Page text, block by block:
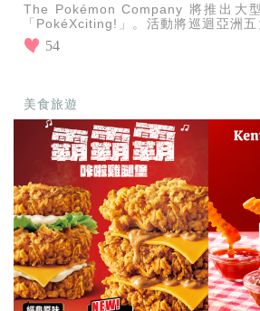
The Pokémon Company 將推出大
「PokéXciting!」。活動將巡迴亞洲
歷來最具規模的慶祝活動之一。
54
美食旅遊